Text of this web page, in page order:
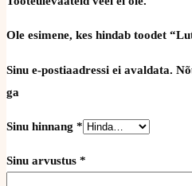
Ole esimene, kes hindab toodet
Sinu e-postiaadressi ei avaldata.
ga
Sinu hinnang *
Sinu arvustus *